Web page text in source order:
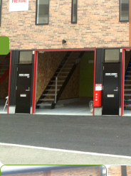
特定商取引法に基づく表示
プライバシーポリシー
Previous